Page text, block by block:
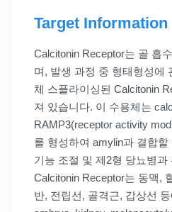
Target Information
Calcitonin Receptor는 골 흡
며, 발생 과정 중 형태형성에
체 스플라이싱된 Calcitonin
져 있습니다. 이 수용체는
RAMP3(receptor activity
를 형성하여 amylin과 결합
기능 조절 및 제2형 당뇨병과
Calcitonin Receptor는 동맥,
반, 전립선, 골격근, 갑상선